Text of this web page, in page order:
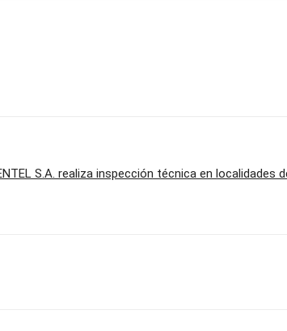
S.A. realiza inspección técnica en localidades